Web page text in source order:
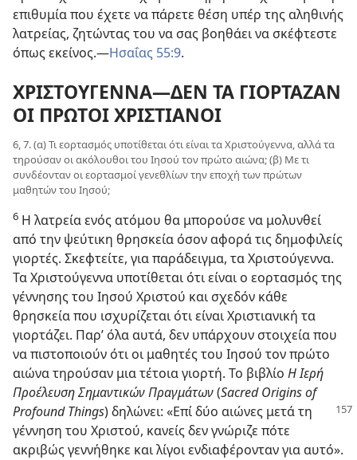
επιθυμία που έχετε να πάρετε θέση υπέρ της αληθινής
λατρείας, ζητώντας του να σας βοηθάει να σκέφτεστε
όπως εκείνος.—Ησαΐας 55:9.
ΧΡΙΣΤΟΥΓΕΝΝΑ—ΔΕΝ ΤΑ ΓΙΟΡΤΑΖΑΝ
ΟΙ ΠΡΩΤΟΙ ΧΡΙΣΤΙΑΝΟΙ
6, 7. (α) Τι εορτασμός υποτίθεται ότι είναι τα Χριστούγεννα, αλλά τα
τηρούσαν οι ακόλουθοι του Ιησού τον πρώτο αιώνα; (β) Με τι
συνδέονταν οι εορτασμοί γενεθλίων την εποχή των πρώτων
μαθητών του Ιησού;
6 Η λατρεία ενός ατόμου θα μπορούσε να μολυνθεί
από την ψεύτικη θρησκεία όσον αφορά τις δημοφιλείς
γιορτές. Σκεφτείτε, για παράδειγμα, τα Χριστούγεννα.
Τα Χριστούγεννα υποτίθεται ότι είναι ο εορτασμός της
γέννησης του Ιησού Χριστού και σχεδόν κάθε
θρησκεία που ισχυρίζεται ότι είναι Χριστιανική τα
γιορτάζει. Παρ’ όλα αυτά, δεν υπάρχουν στοιχεία που
να πιστοποιούν ότι οι μαθητές του Ιησού τον πρώτο
αιώνα τηρούσαν μια τέτοια γιορτή. Το βιβλίο Η Ιερή
Προέλευση Σημαντικών Πραγμάτων(Sacred Origins of
Profound Things) δηλώνει: «Επί δύο αιώνες μετά τη
γέννηση του Χριστού, κανείς δεν γνώριζε πότε
ακριβώς γεννήθηκε και λίγοι ενδιαφέρονταν για αυτό».